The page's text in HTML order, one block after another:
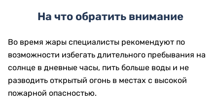
На что обратить внимание
Во время жары специалисты рекомендуют по
возможности избегать длительного пребывания на
солнце в дневные часы, пить больше воды и не
разводить открытый огонь в местах с высокой
пожарной опасностью.